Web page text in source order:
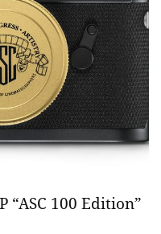
“ASC 100 Edition”